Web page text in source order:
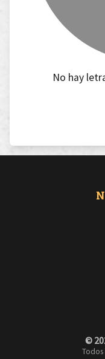
No hay
©